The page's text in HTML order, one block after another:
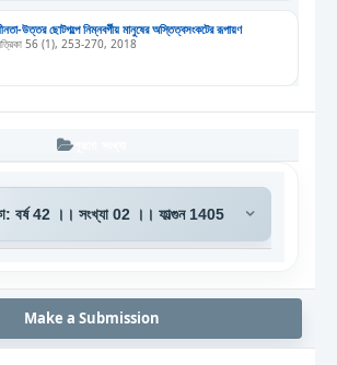
উত্তর ছোটগল্পে নিম্নবর্গীয় মানুষের অস্তিত্বসংকটের রূপায়ণ
56 (1), 253-270, 2018
Make a Submission